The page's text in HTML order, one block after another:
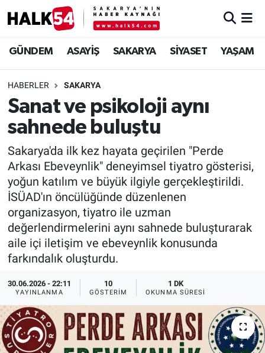
GÜNDEM ASAYİŞ SAKARYA SİYASET YAŞAM
HABERLER SAKARYA
Sanat ve psikoloji aynı
sahnede buluştu
Sakarya'da ilk kez hayata geçirilen "Perde
Arkası Ebeveynlik" deneyimsel tiyatro gösterisi,
yoğun katılım ve büyük ilgiyle gerçekleştirildi.
İSÜAD'ın öncülüğünde düzenlenen
organizasyon, tiyatro ile uzman
değerlendirmelerini aynı sahnede buluşturarak
aile içi iletişim ve ebeveynlik konusunda
farkındalık oluşturdu.
30.06.2026 - 22:11
YAYINLANMA
10
GÖSTERIM
1 DK
OKUNMA SÜRESI
GÜNDEM
YAŞAM
SAKARYA
SİYASET
EKONOMİ
SOKAK RÖPORTAJLARI
SPOR
EĞİTİM
MAGAZİN
ÖZEL HABER
Adapazarı Nöbetçi Eczaneler
Adapazarı Trafik Yoğunluk Haritası
Süper Lig Puan Durumu ve Fikstür
Tüm Manşetler
Son Dakika Haberleri
Haber Arşivi